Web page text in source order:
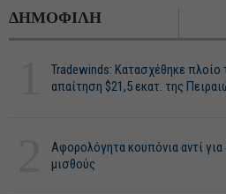
ΔΗΜΟΦΙΛΗ
Tradewinds: Κατασχέθηκε πλοίο
απαίτηση $21,5 εκατ. της
Αφορολόγητα κουπόνια αντί
μισθούς